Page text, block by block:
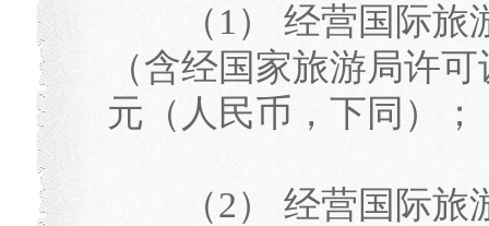
（1） 经营国际旅
（含经国家旅游局许
元（人民币，下同）；
（2） 经营国际旅